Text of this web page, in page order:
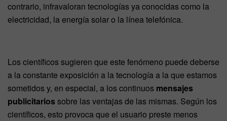
contrario, infravaloran tecnologías ya conocidas como la
electricidad, la energía solar o la línea telefónica.
Los científicos sugieren que este fenómeno puede deberse
a la constante exposición a la tecnología a la que estamos
sometidos y, en especial, a los continuos mensajes
publicitarios sobre las ventajas de las mismas. Según los
científicos, esto provoca que el usuario preste menos